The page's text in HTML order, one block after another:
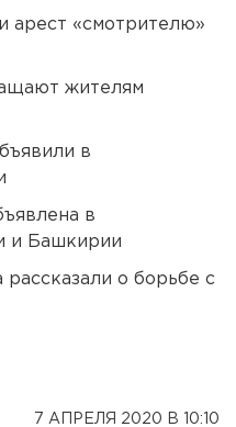
арест «смотрителю»
жителям
в
в
и Башкирии
рассказали о борьбе с
7 АПРЕЛЯ 2020 В 10:10